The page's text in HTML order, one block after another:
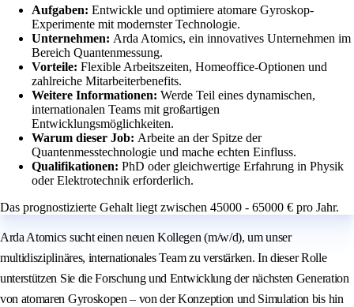
Aufgaben: Entwickle und optimiere atomare Gyroskop-
Experimente mit modernster Technologie.
Unternehmen: Arda Atomics, ein innovatives Unternehmen im
Bereich Quantenmessung.
Vorteile: Flexible Arbeitszeiten, Homeoffice-Optionen und
zahlreiche Mitarbeiterbenefits.
Weitere Informationen: Werde Teil eines dynamischen,
internationalen Teams mit großartigen
Entwicklungsmöglichkeiten.
Warum dieser Job: Arbeite an der Spitze der
Quantenmesstechnologie und mache echten Einfluss.
Qualifikationen: PhD oder gleichwertige Erfahrung in Physik
oder Elektrotechnik erforderlich.
Das prognostizierte Gehalt liegt zwischen 45000 - 65000 € pro Jahr.
Arda Atomics sucht einen neuen Kollegen (m/w/d), um unser
multidisziplinäres, internationales Team zu verstärken. In dieser Rolle
unterstützen Sie die Forschung und Entwicklung der nächsten Generation
von atomaren Gyroskopen – von der Konzeption und Simulation bis hin